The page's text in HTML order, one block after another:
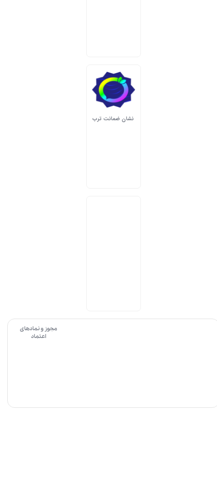
نشان ضمانت ترب
مجوز و نمادهای
اعتماد